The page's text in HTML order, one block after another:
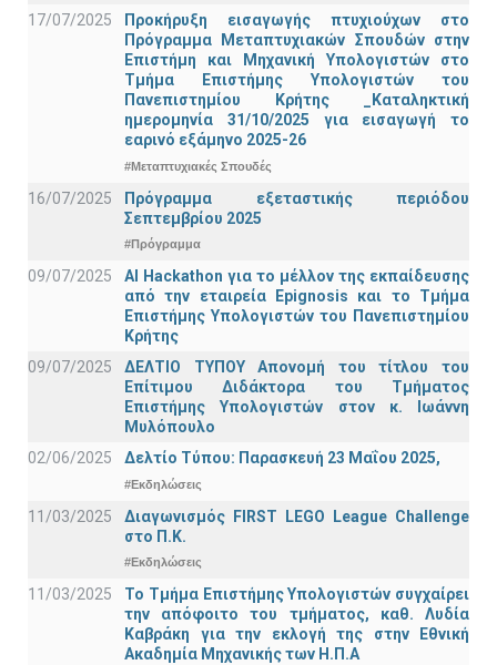
17/07/2025
Προκήρυξη εισαγωγής πτυχιούχων στo
Πρόγραμμα Μεταπτυχιακών Σπουδών στην
Επιστήμη και Μηχανική Υπολογιστών στο
Τμήμα Eπιστήμης Υπολογιστών του
Πανεπιστημίου Κρήτης _Καταληκτική
ημερομηνία 31/10/2025 για εισαγωγή το
εαρινό εξάμηνο 2025-26
#Μεταπτυχιακές Σπουδές
16/07/2025
Πρόγραμμα εξεταστικής περιόδου
Σεπτεμβρίου 2025
#Πρόγραμμα
09/07/2025
AI Hackathon για το μέλλον της εκπαίδευσης
από την εταιρεία Epignosis και το Τμήμα
Επιστήμης Υπολογιστών του Πανεπιστημίου
Κρήτης
09/07/2025
ΔΕΛΤΙΟ ΤΥΠΟΥ Απονομή του τίτλου του
Επίτιμου Διδάκτορα του Τμήματος
Επιστήμης Υπολογιστών στον κ. Ιωάννη
Μυλόπουλο
02/06/2025
Δελτίο Τύπου: Παρασκευή 23 Μαΐου 2025,
#Εκδηλώσεις
11/03/2025
Διαγωνισμός FIRST LEGO League Challenge
στο Π.Κ.
#Εκδηλώσεις
11/03/2025
Το Τμήμα Επιστήμης Υπολογιστών συγχαίρει
την απόφοιτο του τμήματος, καθ. Λυδία
Καβράκη για την εκλογή της στην Εθνική
Ακαδημία Μηχανικής των Η.Π.Α